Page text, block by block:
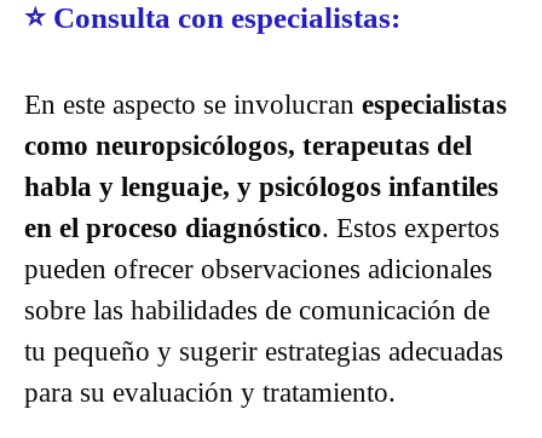
⭐ Consulta con especialistas:
En este aspecto se involucran especialistas
como neuropsicólogos, terapeutas del
habla y lenguaje, y psicólogos infantiles
en el proceso diagnóstico. Estos expertos
pueden ofrecer observaciones adicionales
sobre las habilidades de comunicación de
tu pequeño y sugerir estrategias adecuadas
para su evaluación y tratamiento.